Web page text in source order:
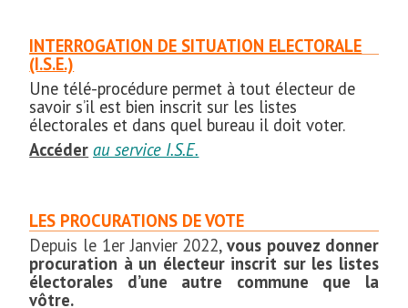
INTERROGATION DE SITUATION ELECTORALE
(I.S.E.)
Une télé-procédure permet à tout électeur de
savoir s’il est bien inscrit sur les listes
électorales et dans quel bureau il doit voter.
Accéder au service I.S.E.
LES PROCURATIONS DE VOTE
Depuis le 1er Janvier 2022,vous pouvez donner
procuration à un électeur inscrit sur les listes
électorales d’une autre commune que la
vôtre.